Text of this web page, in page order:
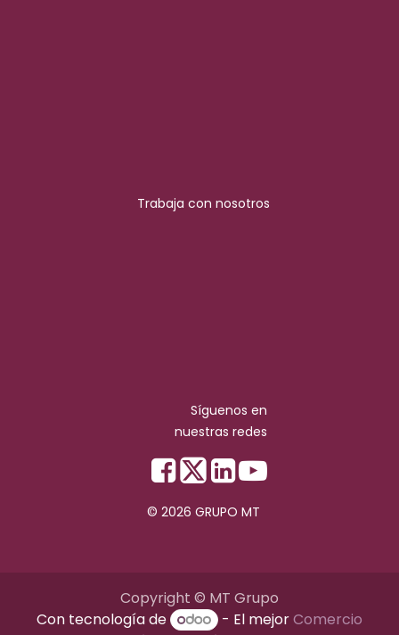
Trabaja con nosotros
Síguenos en
nuestras redes
© 2026 GRUPO MT
Copyright © MT Grupo
Con tecnología de
- El mejorComercio